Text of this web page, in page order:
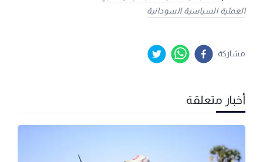
العملية السياسية السودانية
مشاركة
أخبار متعلقة